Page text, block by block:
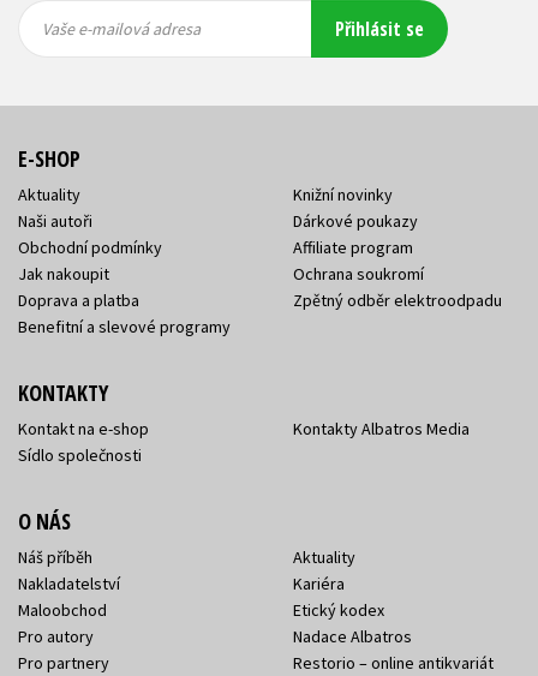
mailová
mailová
Vaše e-mailová adresa Přihlásit se
E-SHOP
Aktuality
Naši autoři
Obchodní podmínky
Jak nakoupit
Doprava a platba
Benefitní a slevové programy
Knižní novinky
Dárkové poukazy
Affiliate program
Ochrana soukromí
Zpětný odběr elektroodpadu
KONTAKTY
Kontakt na e-shop
Sídlo společnosti
Kontakty Albatros Media
O NÁS
Náš příběh
Nakladatelství
Maloobchod
Pro autory
Pro partnery
Aktuality
Kariéra
Etický kodex
Nadace Albatros
Restorio – online antikvariát